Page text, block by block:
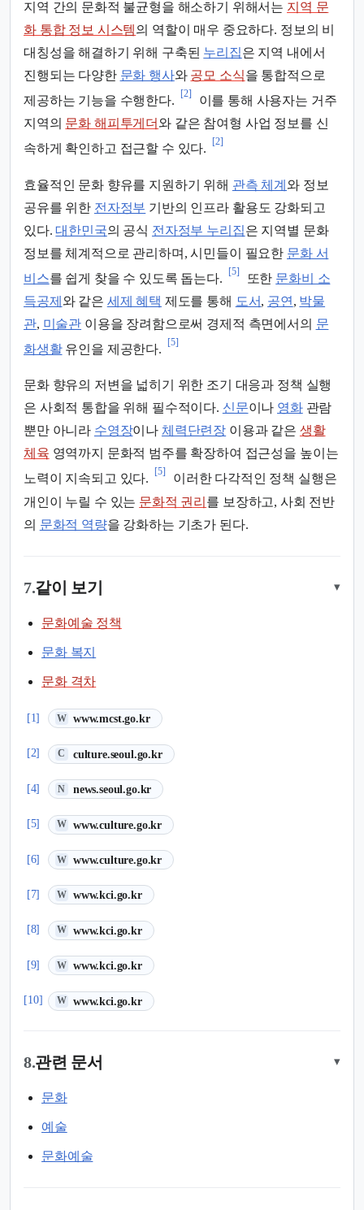
지역 간의 문화적 불균형을 해소하기 위해서는 지역 문
화 통합 정보 시스템의 역할이 매우 중요하다. 정보의 비
대칭성을 해결하기 위해 구축된 누리집은 지역 내에서
진행되는 다양한 문화 행사와 공모 소식을 통합적으로
제공하는 기능을 수행한다.
[2]
이를 통해 사용자는 거주
지역의 문화 해피투게더 와 같은 참여형 사업 정보를 신
속하게 확인하고 접근할 수 있다.
[2]
효율적인 문화 향유를 지원하기 위해 관측 체계 와 정보
공유를 위한 전자정부 기반의 인프라 활용도 강화되고
있다.대한민국의 공식 전자정부 누리집은 지역별 문화
정보를 체계적으로 관리하며, 시민들이 필요한 문화 서
비스를 쉽게 찾을 수 있도록 돕는다.
[5]
또한 문화비 소
득공제 와 같은 세제 혜택 제도를 통해 도서, 공연 , 박물
관, 미술관 이용을 장려함으로써 경제적 측면에서의 문
화생활유인을 제공한다.
[5]
문화 향유의 저변을 넓히기 위한 조기 대응과 정책 실행
은 사회적 통합을 위해 필수적이다. 신문이나 영화관람
뿐만 아니라 수영장이나 체력단련장 이용과 같은 생활
체육 영역까지 문화적 범주를 확장하여 접근성을 높이는
노력이 지속되고 있다.
[5]
이러한 다각적인 정책 실행은
개인이 누릴 수 있는 문화적 권리 를 보장하고, 사회 전반
의 문화적 역량을 강화하는 기초가 된다.
7.같이 보기 ▾
문화예술 정책
문화 복지
문화 격차
[1] W www.mcst.go.kr
(새 탭에서 열림)
[2] C culture.seoul.go.kr
(새 탭에서 열림)
[4] N news.seoul.go.kr
(새 탭에서 열림)
[5] W www.culture.go.kr
(새 탭에서 열림)
[6] W www.culture.go.kr
(새 탭에서 열림)
[7] W www.kci.go.kr
(새 탭에서 열림)
[8] W www.kci.go.kr
(새 탭에서 열림)
[9] W www.kci.go.kr
(새 탭에서 열림)
[10] W www.kci.go.kr
(새 탭에서 열림)
8.관련 문서 ▾
문화
예술
문화예술